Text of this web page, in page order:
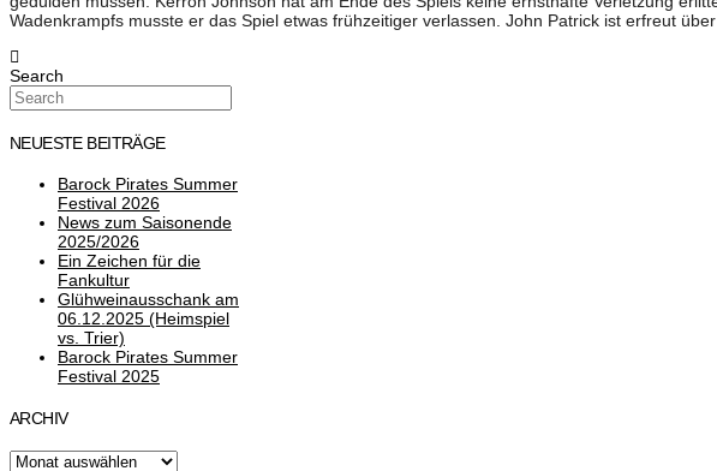
Wadenkrampfs musste er das Spiel etwas frühzeitiger verlassen. John Patrick ist erfreut über
Search
NEUESTE BEITRÄGE
Barock Pirates Summer
Festival 2026
News zum Saisonende
2025/2026
Ein Zeichen für die
Fankultur
Glühweinausschank am
06.12.2025 (Heimspiel
vs. Trier)
Barock Pirates Summer
Festival 2025
ARCHIV
Archiv